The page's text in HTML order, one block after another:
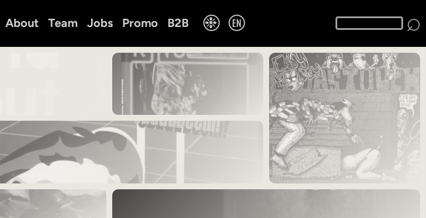
About Team Jobs Promo B2B ❉ EN ⌕